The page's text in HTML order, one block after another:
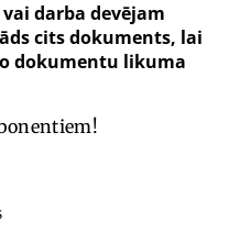
darba devējam
cits dokuments, lai
dokumentu likuma